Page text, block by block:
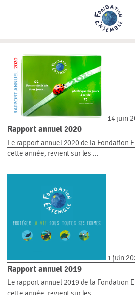
14 juin
Rapport annuel 2020
Le rapport annuel 2020 de la Fondation
cette année, revient sur les ...
1 juin
Rapport annuel 2019
Le rapport annuel 2019 de la Fondation